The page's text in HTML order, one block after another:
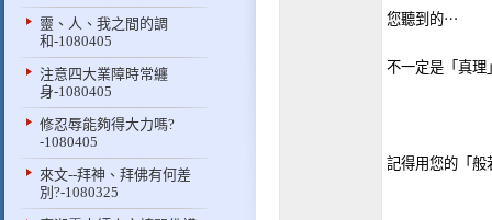
靈、人、我之間的調
和-1080405
注意四大業障時常纏
身-1080405
修忍辱能夠得大力嗎?
-1080405
來文--拜神、拜佛有何差
別?-1080325
您聽到的⋯
不一定是「真理
記得用您的「般